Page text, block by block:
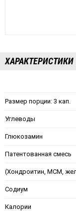
ХАРАКТЕРИСТИКИ
Размер порции: 3 кап.
Углеводы
Глюкозамин
Патентованная смесь
(Хондроитин, МСМ,
Содиум
Калории